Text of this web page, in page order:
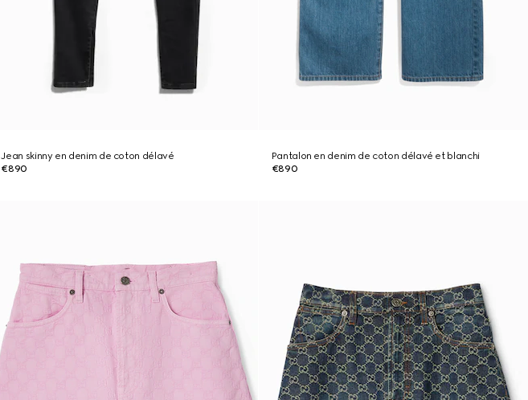
Jean skinny en denim de coton délavé
€890
Pantalon en denim de coton délavé et blanchi
€890